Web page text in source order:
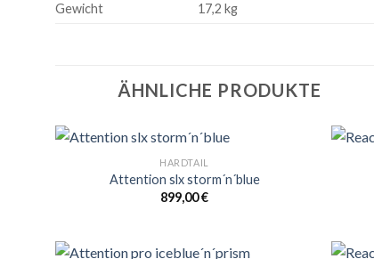
Gewicht
17,2 kg
ÄHNLICHE PRODUKTE
HARDTAIL
Attention slx storm´n´blue
899,00€